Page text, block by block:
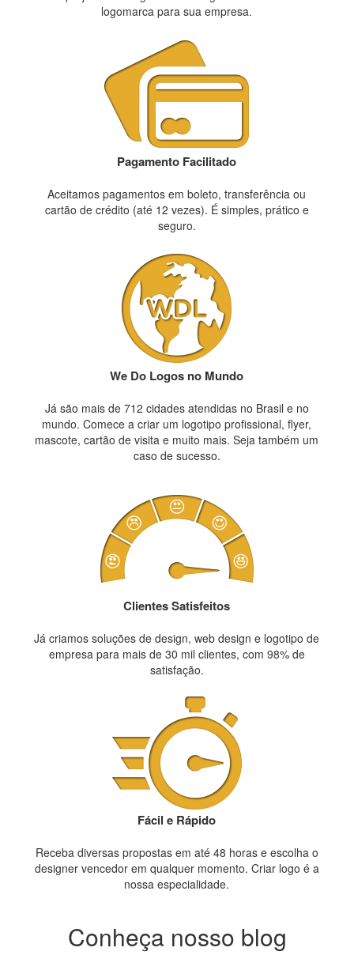
logomarca para sua empresa.
Pagamento Facilitado
Aceitamos pagamentos em boleto, transferência ou
cartão de crédito (até 12 vezes). É simples, prático e
seguro.
We Do Logos no Mundo
Já são mais de 712 cidades atendidas no Brasil e no
mundo. Comece a criar um logotipo profissional, flyer,
mascote, cartão de visita e muito mais. Seja também um
caso de sucesso.
Clientes Satisfeitos
Já criamos soluções de design, web design e logotipo de
empresa para mais de 30 mil clientes, com 98% de
satisfação.
Fácil e Rápido
Receba diversas propostas em até 48 horas e escolha o
designer vencedor em qualquer momento. Criar logo é a
nossa especialidade.
Conheça nosso blog